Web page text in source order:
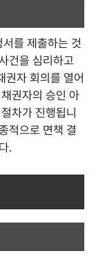
를 제출하는 것
건을 심리하고
권자 회의를 열어
권자의 승인 아
차가 진행됩니
적으로 면책 결
.